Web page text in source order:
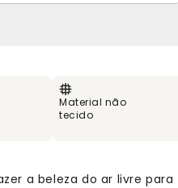
Material não
tecido
a beleza do ar livre para